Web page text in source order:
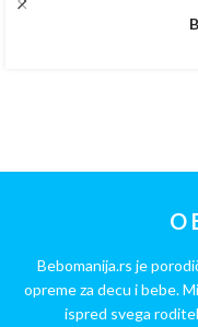
O
Bebomanija.rs je
opreme za decu i bebe.
ispred svega